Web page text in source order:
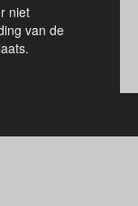
niet
van de